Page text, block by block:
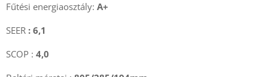
Fűtési energiaosztály: A+
SEER : 6,1
SCOP : 4,0